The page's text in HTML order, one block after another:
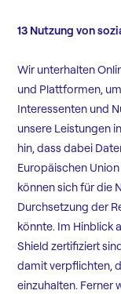
13 Nutzung von
Wir unterhalten
und Plattformen,
Interessenten und
unsere Leistungen
hin, dass dabei
Europäischen
können sich für die
Durchsetzung der
könnte. Im Hinblick
Shield zertifiziert
damit verpflichten,
einzuhalten. Ferner